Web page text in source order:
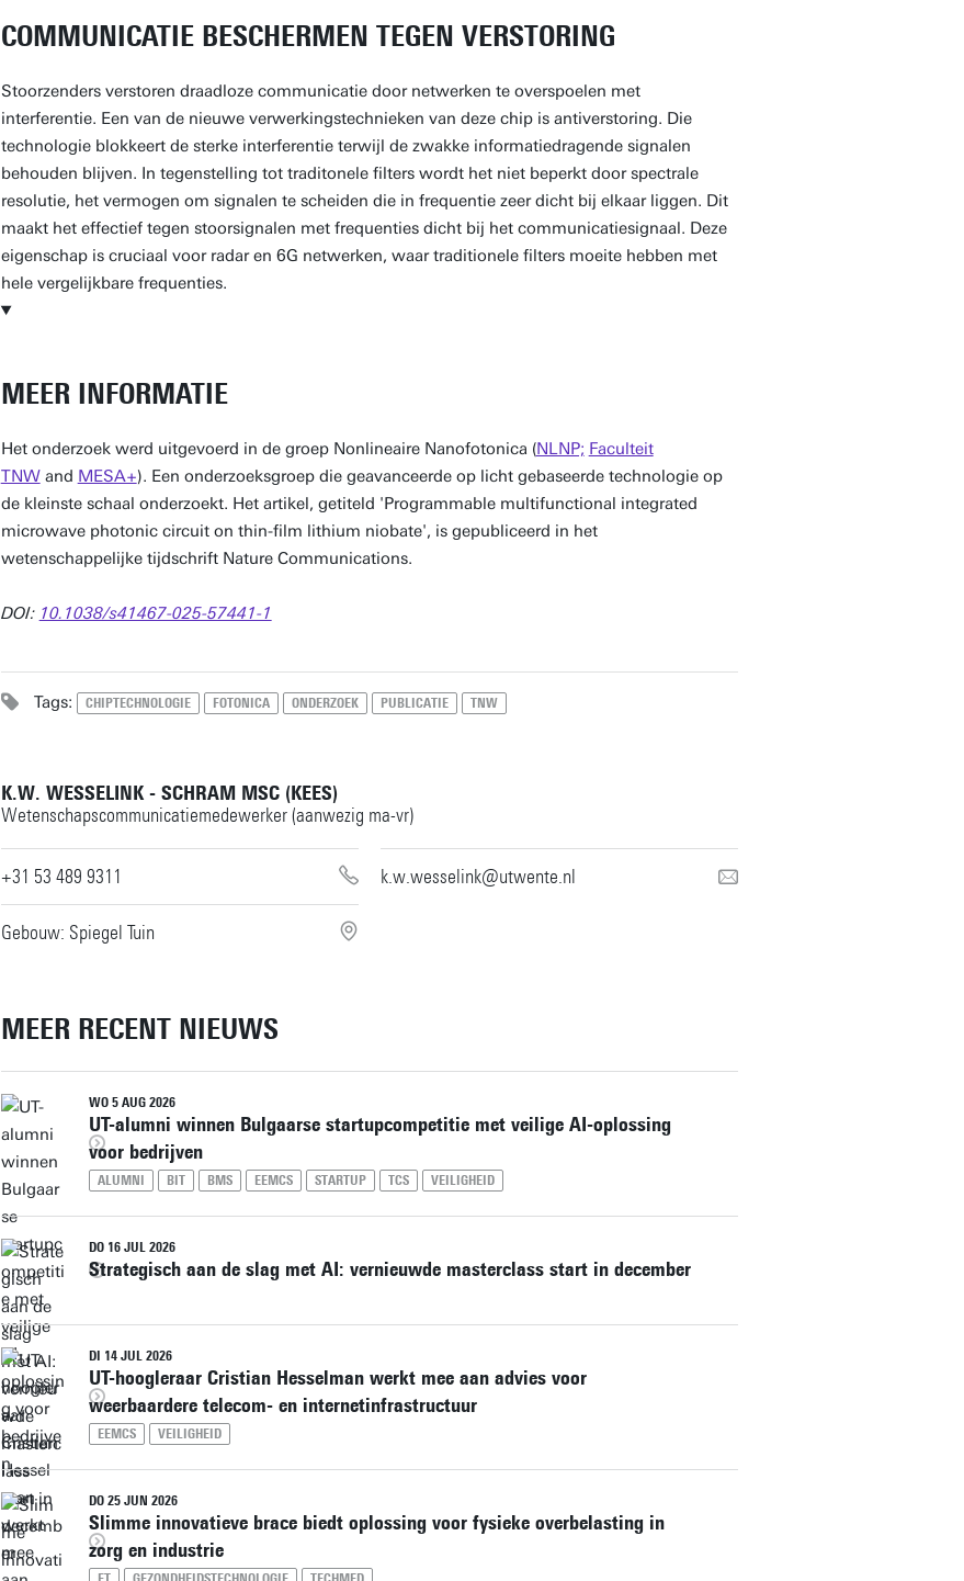
COMMUNICATIE BESCHERMEN TEGEN VERSTORING
Stoorzenders verstoren draadloze communicatie door netwerken te overspoelen met
interferentie. Een van de nieuwe verwerkingstechnieken van deze chip is antiverstoring. Die
technologie blokkeert de sterke interferentie terwijl de zwakke informatiedragende signalen
behouden blijven. In tegenstelling tot traditonele filters wordt het niet beperkt door spectrale
resolutie, het vermogen om signalen te scheiden die in frequentie zeer dicht bij elkaar liggen. Dit
maakt het effectief tegen stoorsignalen met frequenties dicht bij het communicatiesignaal. Deze
eigenschap is cruciaal voor radar en 6G netwerken, waar traditionele filters moeite hebben met
hele vergelijkbare frequenties.
MEER INFORMATIE
Het onderzoek werd uitgevoerd in de groep Nonlineaire Nanofotonica (NLNP; Faculteit
TNWand MESA+). Een onderzoeksgroep die geavanceerde op licht gebaseerde technologie op
de kleinste schaal onderzoekt. Het artikel, getiteld 'Programmable multifunctional integrated
microwave photonic circuit on thin-film lithium niobate', is gepubliceerd in het
wetenschappelijke tijdschrift Nature Communications.
DOI: 10.1038/s41467-025-57441-1
Tags: CHIPTECHNOLOGIE FOTONICA ONDERZOEK PUBLICATIE TNW
K.W. WESSELINK - SCHRAM MSC (KEES)
Wetenschapscommunicatiemedewerker (aanwezig ma-vr)
+31 53 489 9311 k.w.wesselink@utwente.nl
Gebouw: Spiegel Tuin
MEER RECENT NIEUWS
WO 5 AUG 2026
UT-alumni winnen Bulgaarse startupcompetitie met veilige AI-oplossing
voor bedrijven
ALUMNI BIT BMS EEMCS STARTUP TCS VEILIGHEID
DO 16 JUL 2026
Strategisch aan de slag met AI: vernieuwde masterclass start in december
DI 14 JUL 2026
UT-hoogleraar Cristian Hesselman werkt mee aan advies voor
weerbaardere telecom- en internetinfrastructuur
EEMCS VEILIGHEID
DO 25 JUN 2026
Slimme innovatieve brace biedt oplossing voor fysieke overbelasting in
zorg en industrie